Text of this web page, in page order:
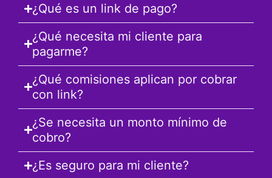
¿Qué es un link de pago?
¿Qué necesita mi cliente para
pagarme?
¿Qué comisiones aplican por cobrar
con link?
¿Se necesita un monto mínimo de
cobro?
¿Es seguro para mi cliente?